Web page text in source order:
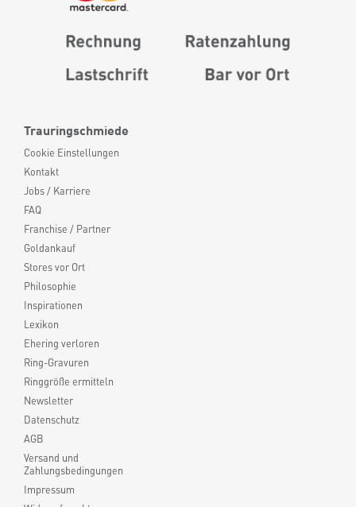
Trauringschmiede
Cookie Einstellungen
Kontakt
Jobs / Karriere
FAQ
Franchise / Partner
Goldankauf
Stores vor Ort
Philosophie
Inspirationen
Lexikon
Ehering verloren
Ring-Gravuren
Ringgröße ermitteln
Newsletter
Datenschutz
AGB
Versand und
Zahlungsbedingungen
Impressum